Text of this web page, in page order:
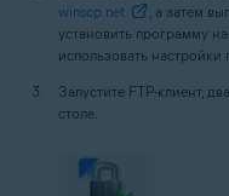
winscp.net
, а затем
установить программу
использовать настройки
Запустите FTP-клиент,
столе.